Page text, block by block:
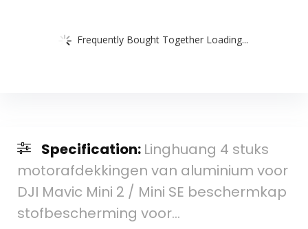
Frequently Bought Together Loading...
Specification: Linghuang 4 stuks
motorafdekkingen van aluminium voor
DJI Mavic Mini 2 / Mini SE beschermkap
stofbescherming voor…